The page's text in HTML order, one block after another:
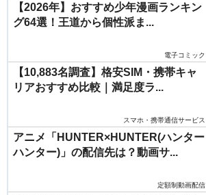
【2026年】おすすめ少年漫画ランキン
グ64選！王道から個性派ま...
電子コミック
【10,883名調査】格安SIM・携帯キャ
リアおすすめ比較｜満足度ラ...
スマホ・携帯通信サービス
アニメ「HUNTER×HUNTER(ハンター
ハンター)」の配信先は？動画サ...
定額制動画配信